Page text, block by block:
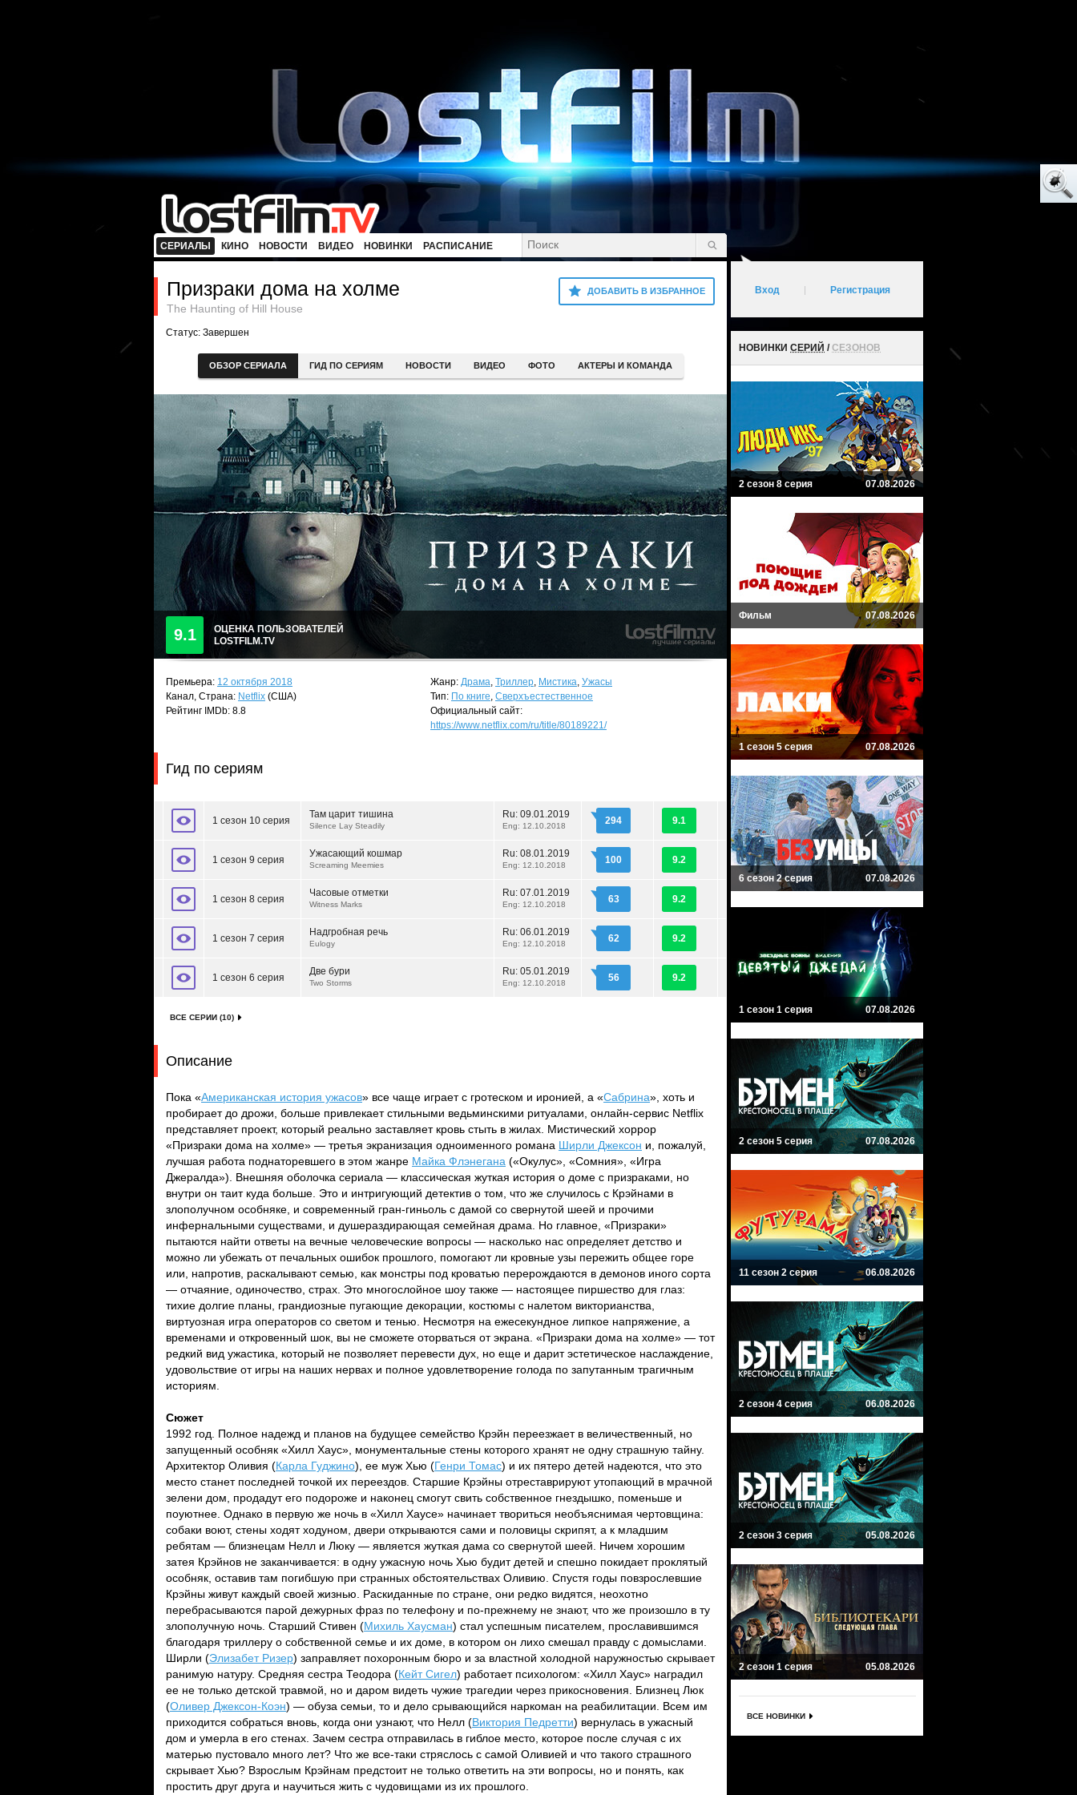
СЕРИАЛЫ КИНО НОВОСТИ ВИДЕО НОВИНКИ РАСПИСАНИЕ
ДОБАВИТЬ В ИЗБРАННОЕ
Призраки дома на холме
The Haunting of Hill House
Статус: Завершен
ОБЗОР СЕРИАЛА ГИД ПО СЕРИЯМ НОВОСТИ ВИДЕО ФОТО АКТЕРЫ И КОМАНДА
9.1
ОЦЕНКА ПОЛЬЗОВАТЕЛЕЙ
LOSTFILM.TV
Премьера: 12 октября 2018
Канал, Страна: Netflix (США)
Рейтинг IMDb: 8.8
Жанр: Драма, Триллер, Мистика, Ужасы
Тип: По книге, Сверхъестественное
Официальный сайт:
https://www.netflix.com/ru/title/80189221/
Гид по сериям
1 сезон 10 серия
Там царит тишина
Silence Lay Steadily
Ru: 09.01.2019
Eng: 12.10.2018 294 9.1
1 сезон 9 серия
Ужасающий кошмар
Screaming Meemies
Ru: 08.01.2019
Eng: 12.10.2018 100 9.2
1 сезон 8 серия
Часовые отметки
Witness Marks
Ru: 07.01.2019
Eng: 12.10.2018 63 9.2
1 сезон 7 серия
Надгробная речь
Eulogy
Ru: 06.01.2019
Eng: 12.10.2018 62 9.2
1 сезон 6 серия
Две бури
Two Storms
Ru: 05.01.2019
Eng: 12.10.2018 56 9.2
ВСЕ СЕРИИ (10)
Описание
Пока «Американская история ужасов» все чаще играет с гротеском и иронией, а «Сабрина», хоть и
пробирает до дрожи, больше привлекает стильными ведьминскими ритуалами, онлайн-сервис Netflix
представляет проект, который реально заставляет кровь стыть в жилах. Мистический хоррор
«Призраки дома на холме» — третья экранизация одноименного романа Ширли Джексон и, пожалуй,
лучшая работа поднаторевшего в этом жанре Майка Флэнегана («Окулус», «Сомния», «Игра
Джералда»). Внешняя оболочка сериала — классическая жуткая история о доме с призраками, но
внутри он таит куда больше. Это и интригующий детектив о том, что же случилось с Крэйнами в
злополучном особняке, и современный гран-гиньоль с дамой со свернутой шеей и прочими
инфернальными существами, и душераздирающая семейная драма. Но главное, «Призраки»
пытаются найти ответы на вечные человеческие вопросы — насколько нас определяет детство и
можно ли убежать от печальных ошибок прошлого, помогают ли кровные узы пережить общее горе
или, напротив, раскалывают семью, как монстры под кроватью перерождаются в демонов иного сорта
— отчаяние, одиночество, страх. Это многослойное шоу также — настоящее пиршество для глаз:
тихие долгие планы, грандиозные пугающие декорации, костюмы с налетом викторианства,
виртуозная игра операторов со светом и тенью. Несмотря на ежесекундное липкое напряжение, а
временами и откровенный шок, вы не сможете оторваться от экрана. «Призраки дома на холме» — тот
редкий вид ужастика, который не позволяет перевести дух, но еще и дарит эстетическое наслаждение,
удовольствие от игры на наших нервах и полное удовлетворение голода по запутанным трагичным
историям.
Сюжет
1992 год. Полное надежд и планов на будущее семейство Крэйн переезжает в величественный, но
запущенный особняк «Хилл Хаус», монументальные стены которого хранят не одну страшную тайну.
Архитектор Оливия (Карла Гуджино), ее муж Хью (Генри Томас) и их пятеро детей надеются, что это
место станет последней точкой их переездов. Старшие Крэйны отреставрируют утопающий в мрачной
зелени дом, продадут его подороже и наконец смогут свить собственное гнездышко, поменьше и
поуютнее. Однако в первую же ночь в «Хилл Хаусе» начинает твориться необъяснимая чертовщина:
собаки воют, стены ходят ходуном, двери открываются сами и половицы скрипят, а к младшим
ребятам — близнецам Нелл и Люку — является жуткая дама со свернутой шеей. Ничем хорошим
затея Крэйнов не заканчивается: в одну ужасную ночь Хью будит детей и спешно покидает проклятый
особняк, оставив там погибшую при странных обстоятельствах Оливию. Спустя годы повзрослевшие
Крэйны живут каждый своей жизнью. Раскиданные по стране, они редко видятся, неохотно
перебрасываются парой дежурных фраз по телефону и по-прежнему не знают, что же произошло в ту
злополучную ночь. Старший Стивен (Михиль Хаусман) стал успешным писателем, прославившимся
благодаря триллеру о собственной семье и их доме, в котором он лихо смешал правду с домыслами.
Ширли (Элизабет Ризер) заправляет похоронным бюро и за властной холодной наружностью скрывает
ранимую натуру. Средняя сестра Теодора (Кейт Сигел) работает психологом: «Хилл Хаус» наградил
ее не только детской травмой, но и даром видеть чужие трагедии через прикосновения. Близнец Люк
(Оливер Джексон-Коэн) — обуза семьи, то и дело срывающийся наркоман на реабилитации. Всем им
приходится собраться вновь, когда они узнают, что Нелл (Виктория Педретти) вернулась в ужасный
дом и умерла в его стенах. Зачем сестра отправилась в гиблое место, которое после случая с их
матерью пустовало много лет? Что же все-таки стряслось с самой Оливией и что такого страшного
скрывает Хью? Взрослым Крэйнам предстоит не только ответить на эти вопросы, но и понять, как
простить друг друга и научиться жить с чудовищами из их прошлого.
Вход Регистрация
НОВИНКИ СЕРИЙ /СЕЗОНОВ
2 сезон 8 серия 07.08.2026
Фильм 07.08.2026
1 сезон 5 серия 07.08.2026
6 сезон 2 серия 07.08.2026
1 сезон 1 серия 07.08.2026
2 сезон 5 серия 07.08.2026
11 сезон 2 серия 06.08.2026
2 сезон 4 серия 06.08.2026
2 сезон 3 серия 05.08.2026
2 сезон 1 серия 05.08.2026
ВСЕ НОВИНКИ